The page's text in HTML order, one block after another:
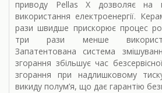
приводу Pellas X дозволяє на
використання електроенергії.
рази швидше прискорює процес
три рази менше
Запатентована система
згорання збільшує час
згорання при надлишковому
викиду полум’я, що дає гарантію